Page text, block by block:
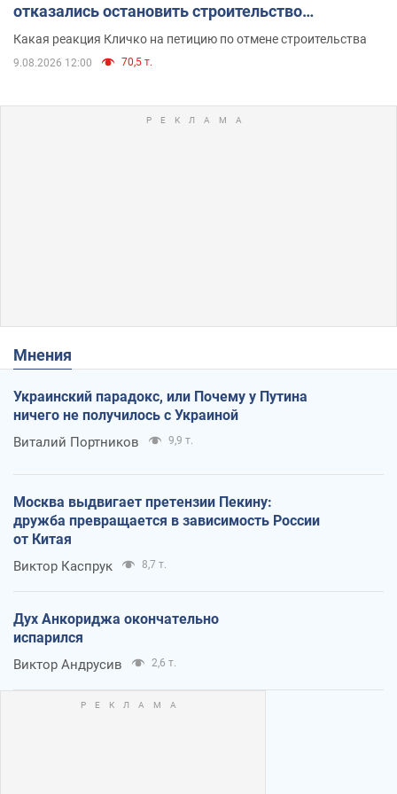
отказались остановить строительство
небоскреба "московского верующего"
Какая реакция Кличко на петицию по отмене строительства
9.08.2026 12:00 70,5 т.
Мнения
Украинский парадокс, или Почему у Путина
ничего не получилось с Украиной
Виталий Портников 9,9 т.
Москва выдвигает претензии Пекину:
дружба превращается в зависимость России
от Китая
Виктор Каспрук 8,7 т.
Дух Анкориджа окончательно
испарился
Виктор Андрусив 2,6 т.